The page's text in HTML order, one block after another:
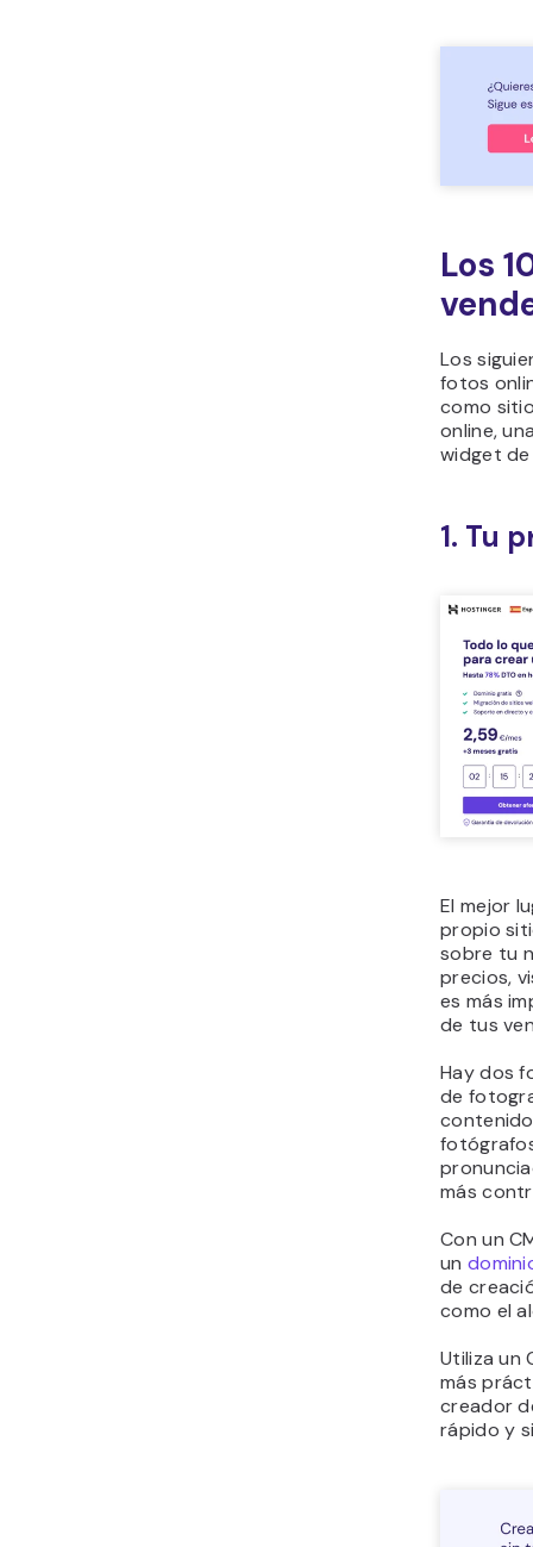
Los
Los
fotos
como
online,
widget
1. Tu
El mejor
propio
sobre tu
precios,
es más
de tus
Hay dos
de
más
Con un
un
de
como el
Utiliza un
más
creador
rápido y